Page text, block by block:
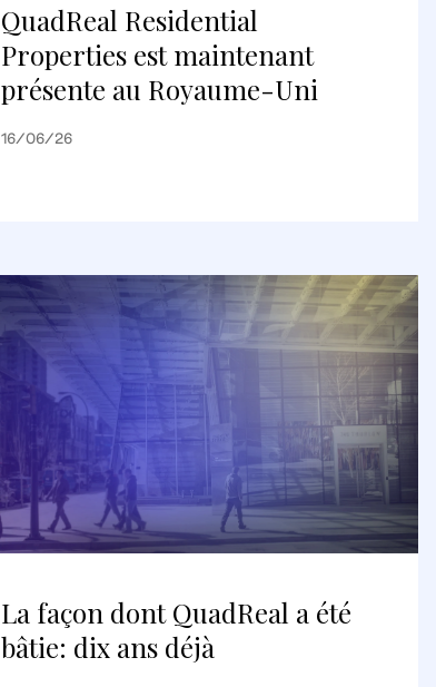
QuadReal Residential
Properties est maintenant
présente au Royaume-Uni
16/06/26
La façon dont QuadReal a été
bâtie: dix ans déjà